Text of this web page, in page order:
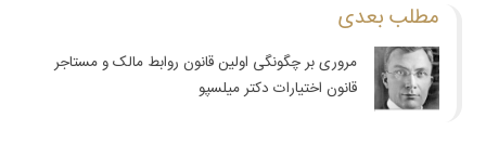
مطلب بعدی
مروری بر چگونگی اولین قانون روابط مالک و مستاجر
قانون اختیارات دکتر میلسپو